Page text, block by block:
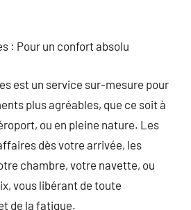
: Pour un confort absolu
est un service sur-mesure pour
plus agréables, que ce soit à
ou en pleine nature. Les
dès votre arrivée, les
chambre, votre navette, ou
vous libérant de toute
de la fatigue.